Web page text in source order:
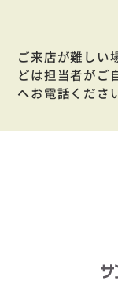
ご来店が難しい
どは担当者がご
へお電話くださ